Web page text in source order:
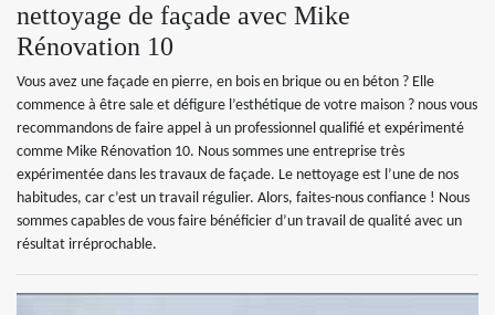
nettoyage de façade avec Mike
Rénovation 10
Vous avez une façade en pierre, en bois en brique ou en béton ? Elle
commence à être sale et défigure l’esthétique de votre maison ? nous vous
recommandons de faire appel à un professionnel qualifié et expérimenté
comme Mike Rénovation 10. Nous sommes une entreprise très
expérimentée dans les travaux de façade. Le nettoyage est l’une de nos
habitudes, car c’est un travail régulier. Alors, faites-nous confiance ! Nous
sommes capables de vous faire bénéficier d’un travail de qualité avec un
résultat irréprochable.